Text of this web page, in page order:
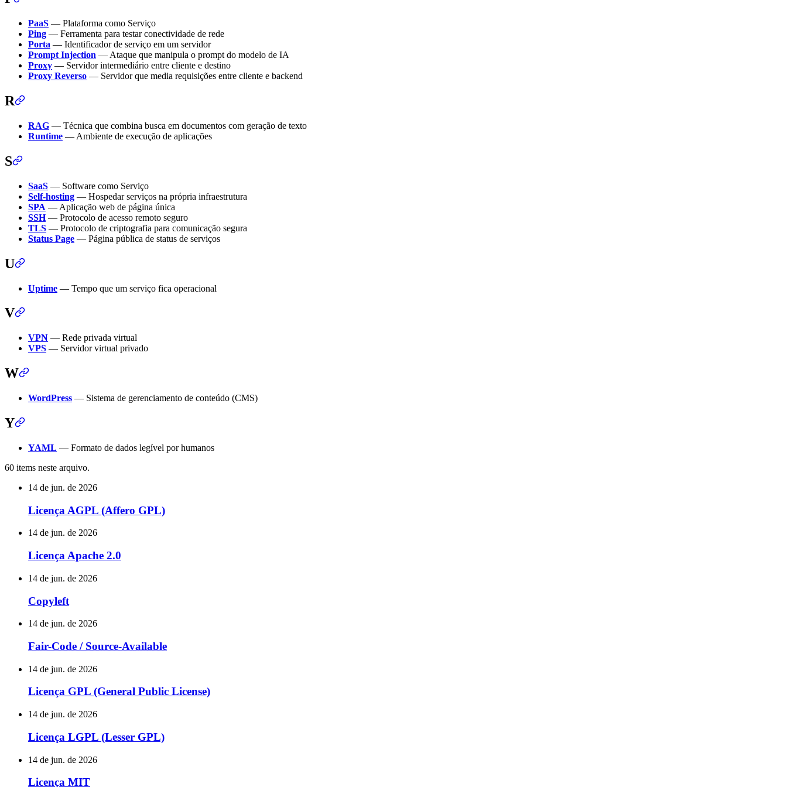
PaaS — Plataforma como Serviço
Ping — Ferramenta para testar conectividade de rede
Porta — Identificador de serviço em um servidor
Prompt Injection — Ataque que manipula o prompt do modelo de IA
Proxy — Servidor intermediário entre cliente e destino
Proxy Reverso — Servidor que media requisições entre cliente e backend
R
RAG — Técnica que combina busca em documentos com geração de texto
Runtime — Ambiente de execução de aplicações
S
SaaS — Software como Serviço
Self-hosting — Hospedar serviços na própria infraestrutura
SPA — Aplicação web de página única
SSH— Protocolo de acesso remoto seguro
TLS — Protocolo de criptografia para comunicação segura
Status Page — Página pública de status de serviços
U
Uptime — Tempo que um serviço fica operacional
V
VPN — Rede privada virtual
VPS — Servidor virtual privado
W
WordPress — Sistema de gerenciamento de conteúdo (CMS)
Y
YAML — Formato de dados legível por humanos
60 items neste arquivo.
14 de jun. de 2026
Licença AGPL (Affero GPL)
14 de jun. de 2026
Licença Apache 2.0
14 de jun. de 2026
Copyleft
14 de jun. de 2026
Fair-Code / Source-Available
14 de jun. de 2026
Licença GPL (General Public License)
14 de jun. de 2026
Licença LGPL (Lesser GPL)
14 de jun. de 2026
Licença MIT